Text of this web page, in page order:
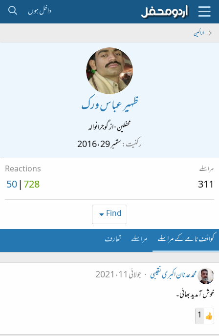
داخل ہوں
اراکین
ظہیر عباس ورک
محفلین·ازگوجرانوالہ
رکنیت ستمبر 29، 2016
مراسلے
311
Reactions
728
50
Find
کوائف نامے کے مراسلے مراسلے تعارف
محمد عدنان اکبری نقیبی
جولائی 11، 2021
خوش آمدید بھائی۔
1